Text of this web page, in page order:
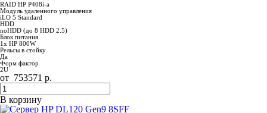
RAID HP P408i-a
Модуль удаленного управления
iLO 5 Standard
HDD
noHDD (до 8 HDD 2.5)
Блок питания
1x HP 800W
Рельсы в стойку
Да
Форм фактор
2U
от 753571 р.
В корзину